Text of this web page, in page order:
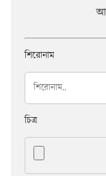
শিরোনাম
চিত্র